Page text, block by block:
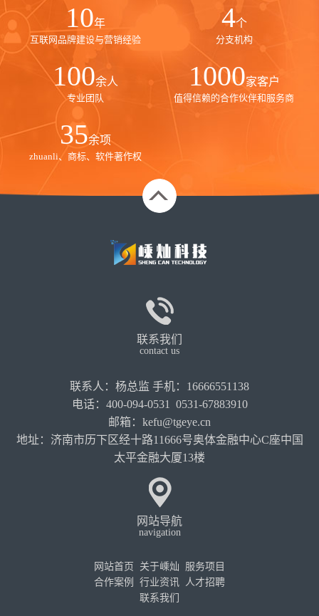
10年
互联网品牌建设与营销经验
4个
分支机构
100余人
专业团队
1000家客户
值得信赖的合作伙伴和服务商
35余项
zhuanli、商标、软件著作权
联系我们
contact us
联系人：杨总监 手机：16666551138
电话：400-094-0531 0531-67883910
邮箱：kefu@tgeye.cn
地址：济南市历下区经十路11666号奥体金融中心C座中国
太平金融大厦13楼
网站导航
navigation
网站首页 关于嵊灿
服务项目
合作案例
行业资讯
人才招聘
联系我们